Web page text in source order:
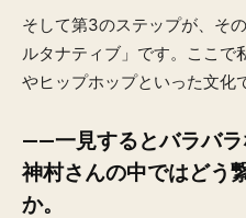
そして第3のステップが、そ
ルタナティブ」です。ここで
やヒップホップといった文化
——一見するとバラバラ
神村さんの中ではどう
か。